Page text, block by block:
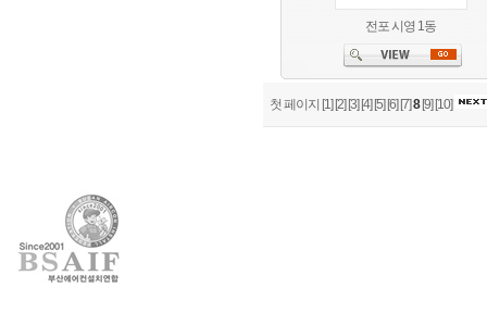
전포 시영 1동
첫 페이지 [1] [2] [3] [4] [5] [6] [7]8 [9] [10]